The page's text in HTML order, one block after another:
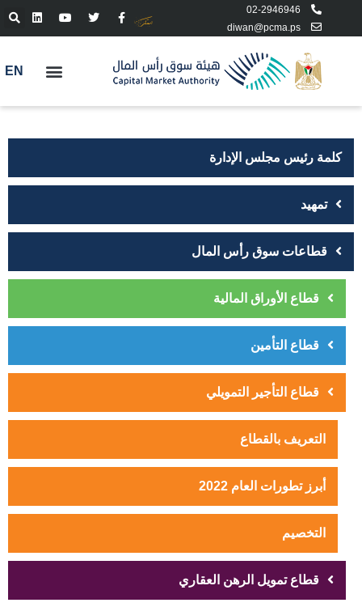
02-2946946
diwan@pcma.ps
EN
كلمة رئيس مجلس الإدارة
تمهيد
قطاعات سوق رأس المال
قطاع الأوراق المالية
قطاع التأمين
قطاع التأجير التمويلي
التعريف بالقطاع
أبرز تطورات العام 2022
التخصيم
قطاع تمويل الرهن العقاري